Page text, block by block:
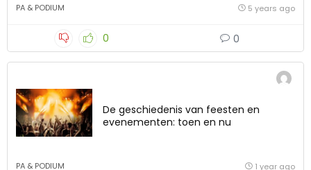
PA & PODIUM 5 years ago
0 0
De geschiedenis van feesten en
evenementen: toen en nu
PA & PODIUM 1 year ago